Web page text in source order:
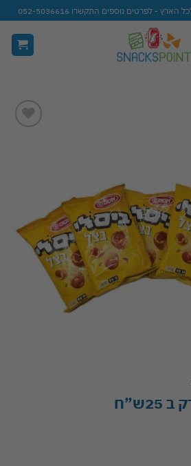
- לפרטים נוספים התקשרו 052-5036616